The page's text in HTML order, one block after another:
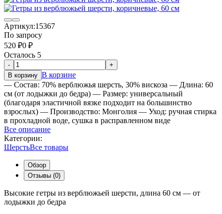
Артикул:15367
По запросу
520 ₽0 ₽
Осталось 5
-
+
В корзину В корзине
— Состав: 70% верблюжья шерсть, 30% вискоза — Длина: 60
см (от лодыжки до бедра) — Размер: универсальный
(благодаря эластичной вязке подходит на большинство
взрослых) — Производство: Монголия — Уход: ручная стирка
в прохладной воде, сушка в расправленном виде
Все описание
Категории:
ШерстьВсе товары
Обзор
Отзывы (0)
Высокие гетры из верблюжьей шерсти, длина 60 см — от
лодыжки до бедра